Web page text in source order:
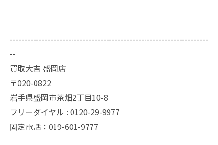
--------------------------------------------------------------------
--
買取大吉 盛岡店
〒020-0822
岩手県盛岡市茶畑2丁目10-8
フリーダイヤル : 0120-29-9977
固定電話：019-601-9777